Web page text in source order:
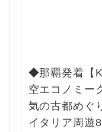
◆那覇発着【
空エコノミー
気の古都めぐ
イタリア周遊